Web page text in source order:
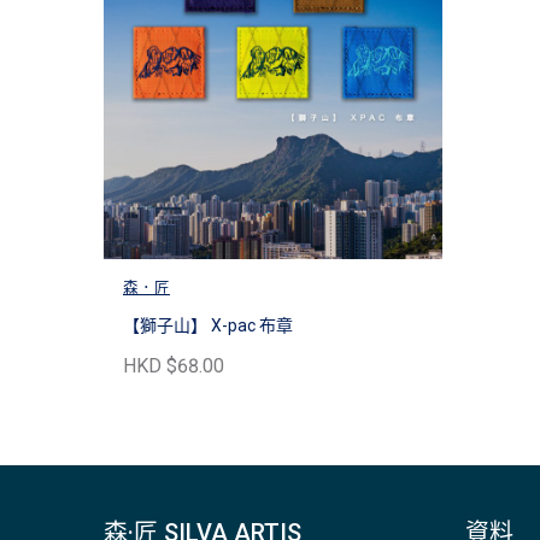
森．匠
【獅子山】 X-pac 布章
HKD $68.00
森·匠 SILVA ARTIS 資料